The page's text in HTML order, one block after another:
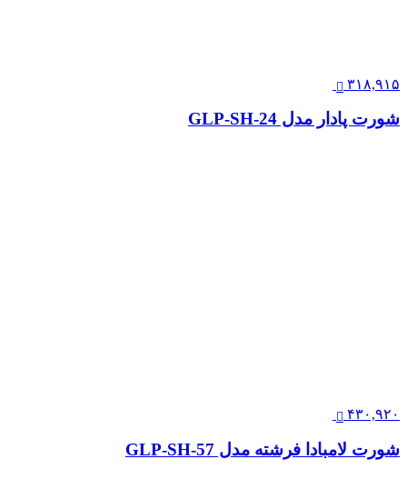
۳۱۸,۹۱۵
شورت پادار مدل GLP-SH-24
۴۳۰,۹۲۰
شورت لامبادا فرشته مدل GLP-SH-57